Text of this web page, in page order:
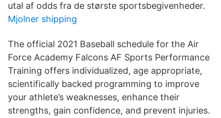
utal af odds fra de største sportsbegivenheder.
Mjolner shipping
The official 2021 Baseball schedule for the Air
Force Academy Falcons AF Sports Performance
Training offers individualized, age appropriate,
scientifically backed programming to improve
your athlete’s weaknesses, enhance their
strengths, gain confidence, and prevent injuries.